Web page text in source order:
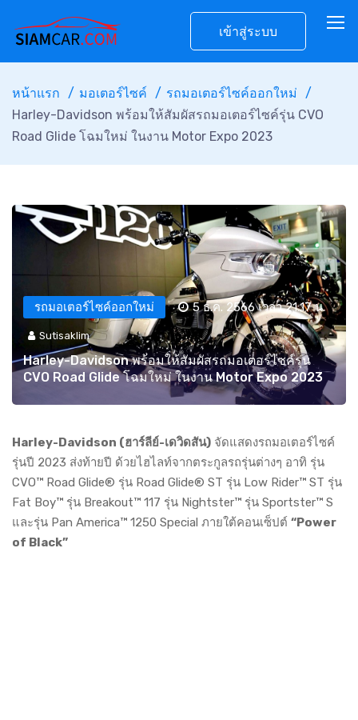
เข้าสู่ระบบ
หน้าแรก มอเตอร์ไซค์
รถมอเตอร์ไซค์ออกใหม่
Harley-Davidson พร้อมให้สัมผัสรถมอเตอร์ไซค์รุ่น CVO
Road Glide โฉมใหม่ ในงาน Motor Expo 2023
รถมอเตอร์ไซค์ออกใหม่ 5 ธ.ค. 2566 เวลา 21:17 น.
Sutisaklim
Harley-Davidson พร้อมให้สัมผัสรถมอเตอร์ไซค์รุ่น
CVO Road Glide โฉมใหม่ ในงาน Motor Expo 2023
Harley-Davidson (ฮาร์ลีย์-เดวิดสัน) จัดแสดงรถมอเตอร์ไซค์
รุ่นปี 2023 ส่งท้ายปี ด้วยไฮไลท์จากตระกูลรถรุ่นต่างๆ อาทิ รุ่น
CVO™ Road Glide® รุ่น Road Glide® ST รุ่น Low Rider™ ST รุ่น
Fat Boy™ รุ่น Breakout™ 117 รุ่น Nightster™ รุ่น Sportster™ S
และรุ่น Pan America™ 1250 Special ภายใต้คอนเซ็ปต์ “Power
of Black”